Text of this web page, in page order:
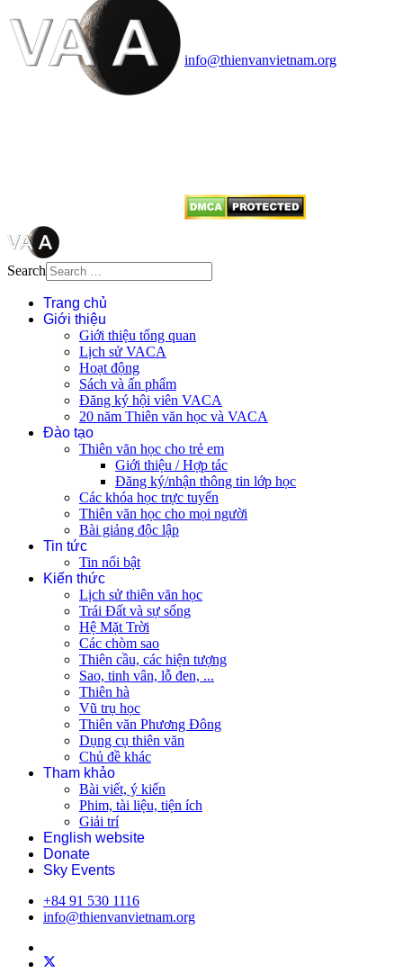
info@thienvanvietnam.org
Search
Trang chủ
Giới thiệu
Giới thiệu tổng quan
Lịch sử VACA
Hoạt động
Sách và ấn phẩm
Đăng ký hội viên VACA
20 năm Thiên văn học và VACA
Đào tạo
Thiên văn học cho trẻ em
Giới thiệu / Hợp tác
Đăng ký/nhận thông tin lớp học
Các khóa học trực tuyến
Thiên văn học cho mọi người
Bài giảng độc lập
Tin tức
Tin nổi bật
Kiến thức
Lịch sử thiên văn học
Trái Đất và sự sống
Hệ Mặt Trời
Các chòm sao
Thiên cầu, các hiện tượng
Sao, tinh vân, lỗ đen, ...
Thiên hà
Vũ trụ học
Thiên văn Phương Đông
Dụng cụ thiên văn
Chủ đề khác
Tham khảo
Bài viết, ý kiến
Phim, tài liệu, tiện ích
Giải trí
English website
Donate
Sky Events
+84 91 530 1116
info@thienvanvietnam.org